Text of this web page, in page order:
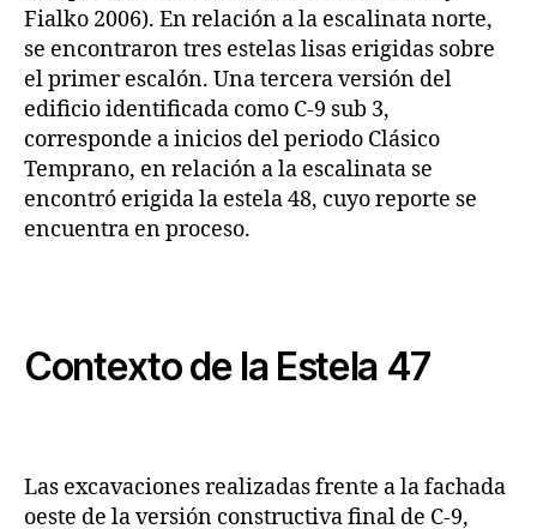
Fialko 2006). En relación a la escalinata norte,
se encontraron tres estelas lisas erigidas sobre
el primer escalón. Una tercera versión del
edificio identificada como C-9 sub 3,
corresponde a inicios del periodo Clásico
Temprano, en relación a la escalinata se
encontró erigida la estela 48, cuyo reporte se
encuentra en proceso.
Contexto de la Estela 47
Las excavaciones realizadas frente a la fachada
oeste de la versión constructiva final de C-9,